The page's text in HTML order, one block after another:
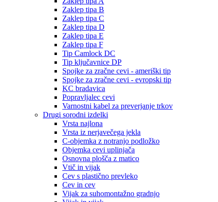
Zaklep tipa B
Zaklep tipa C
Zaklep tipa D
Zaklep tipa E
Zaklep tipa F
Tip Camlock DC
Tip ključavnice DP
Spojke za zračne cevi - ameriški tip
Spojke za zračne cevi - evropski tip
KC bradavica
Popravljalec cevi
Varnostni kabel za preverjanje trkov
Drugi sorodni izdelki
Vrsta najlona
Vrsta iz nerjavečega jekla
C-objemka z notranjo podložko
Objemka cevi uplinjača
Osnovna plošča z matico
Vtič in vijak
Cev s plastično prevleko
Cev in cev
Vijak za suhomontažno gradnjo